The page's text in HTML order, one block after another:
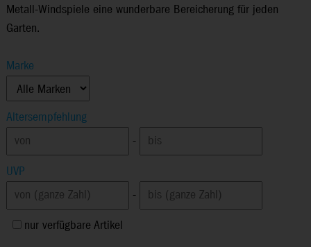
Metall-Windspiele eine wunderbare Bereicherung für jeden
Garten.
Marke
Altersempfehlung
-
UVP
-
nur verfügbare Artikel